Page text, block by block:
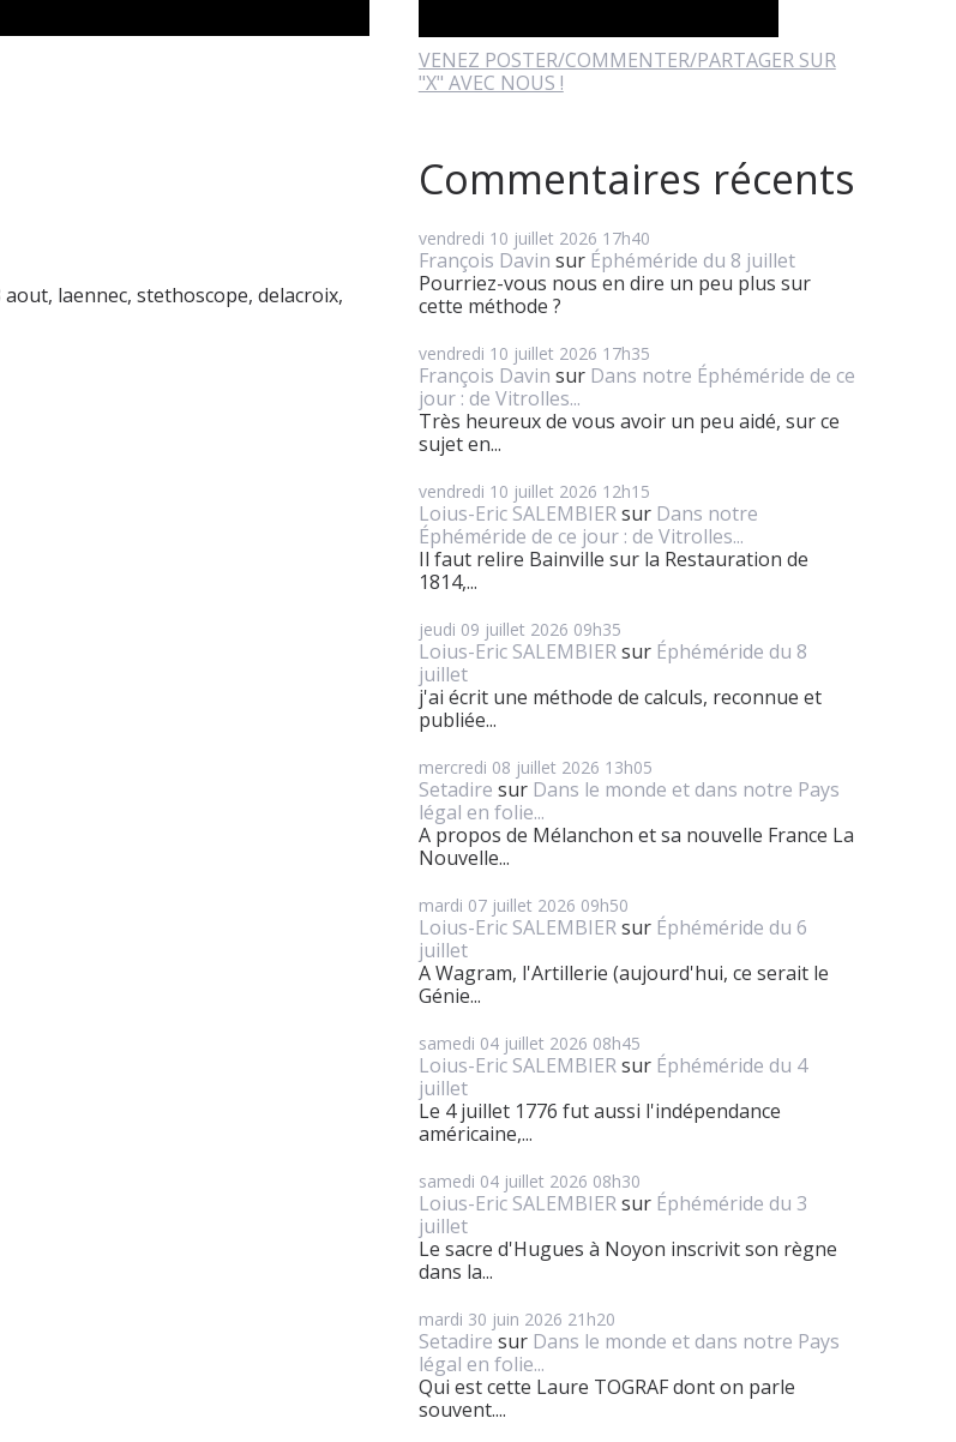
aout, laennec,stethoscope,delacroix,
VENEZ POSTER/COMMENTER/PARTAGER SUR
"X" AVEC NOUS !
Commentaires récents
vendredi 10 juillet 2026 17h40
François Davin sur Éphéméride du 8 juillet
Pourriez-vous nous en dire un peu plus sur
cette méthode ?
vendredi 10 juillet 2026 17h35
François Davin sur Dans notre Éphéméride de ce
jour : de Vitrolles...
Très heureux de vous avoir un peu aidé, sur ce
sujet en...
vendredi 10 juillet 2026 12h15
Loius-Eric SALEMBIERsur Dans notre
Éphéméride de ce jour : de Vitrolles...
Il faut relire Bainville sur la Restauration de
1814,...
jeudi 09 juillet 2026 09h35
Loius-Eric SALEMBIERsur Éphéméride du 8
juillet
j'ai écrit une méthode de calculs, reconnue et
publiée...
mercredi 08 juillet 2026 13h05
Setadire sur Dans le monde et dans notre Pays
légal en folie...
A propos de Mélanchon et sa nouvelle France La
Nouvelle...
mardi 07 juillet 2026 09h50
Loius-Eric SALEMBIERsur Éphéméride du 6
juillet
A Wagram, l'Artillerie (aujourd'hui, ce serait le
Génie...
samedi 04 juillet 2026 08h45
Loius-Eric SALEMBIERsur Éphéméride du 4
juillet
Le 4 juillet 1776 fut aussi l'indépendance
américaine,...
samedi 04 juillet 2026 08h30
Loius-Eric SALEMBIERsur Éphéméride du 3
juillet
Le sacre d'Hugues à Noyon inscrivit son règne
dans la...
mardi 30 juin 2026 21h20
Setadire sur Dans le monde et dans notre Pays
légal en folie...
Qui est cette Laure TOGRAF dont on parle
souvent....